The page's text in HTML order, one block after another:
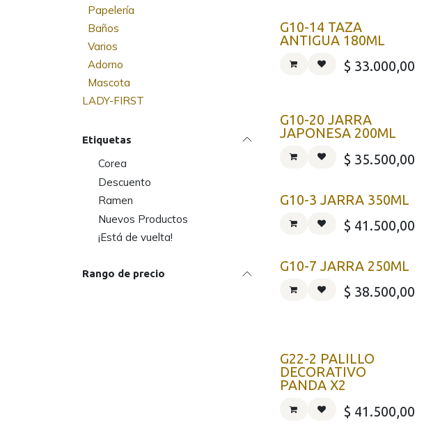
Papelería
Baños
Varios
Adorno
Mascota
LADY-FIRST
Etiquetas
Corea
Descuento
Ramen
Nuevos Productos
¡Está de vuelta!
Rango de precio
G10-14 TAZA
ANTIGUA 180ML
$ 33.000,00
G10-20 JARRA
JAPONESA 200ML
$ 35.500,00
G10-3 JARRA 350ML
$ 41.500,00
G10-7 JARRA 250ML
$ 38.500,00
G22-2 PALILLO
DECORATIVO
PANDA X2
$ 41.500,00